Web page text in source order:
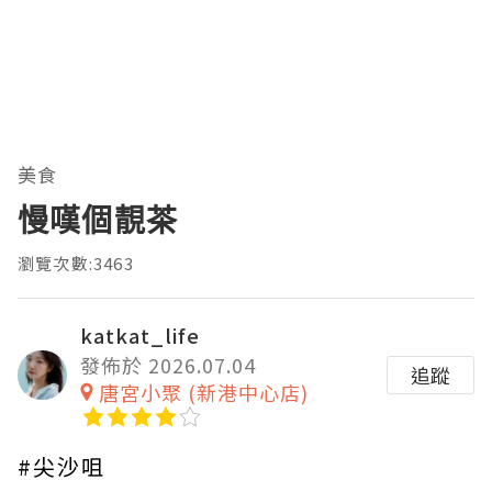
美食
慢嘆個靚茶
瀏覽次數:3463
katkat_life
發佈於 2026.07.04
唐宮小聚 (新港中心店)
追蹤
#尖沙咀